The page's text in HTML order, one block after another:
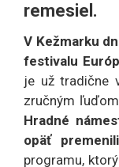
remesiel.
V Kežmarku
festivalu
je už tradične
zručným
Hradné
opäť
programu,